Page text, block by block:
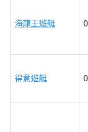
海龍王遊艇
得意遊艇